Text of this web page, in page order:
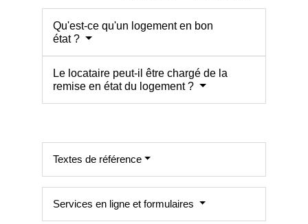
Qu'est-ce qu'un logement en bon
état ?
Le locataire peut-il être chargé de la
remise en état du logement ?
Textes de référence
Services en ligne et formulaires